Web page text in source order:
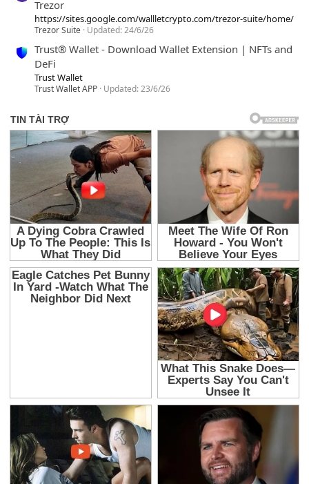
Trezor
https://sites.google.com/wallletcrypto.com/trezor-suite/home/
Trezor Suite Updated:24/6/26
Trust® Wallet - Download Wallet Extension | NFTs and
DeFi
Trust Wallet
Trust Wallet APP Updated:23/6/26